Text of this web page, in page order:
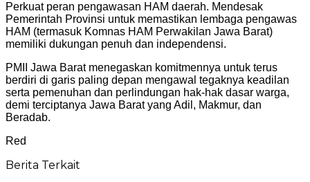
Perkuat peran pengawasan HAM daerah. Mendesak
Pemerintah Provinsi untuk memastikan lembaga pengawas
HAM (termasuk Komnas HAM Perwakilan Jawa Barat)
memiliki dukungan penuh dan independensi.
PMII Jawa Barat menegaskan komitmennya untuk terus
berdiri di garis paling depan mengawal tegaknya keadilan
serta pemenuhan dan perlindungan hak-hak dasar warga,
demi terciptanya Jawa Barat yang Adil, Makmur, dan
Beradab.
Red
Berita Terkait